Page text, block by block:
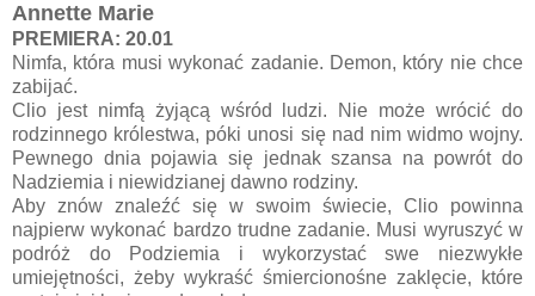
Annette Marie
PREMIERA: 20.01
Nimfa, która musi wykonać zadanie. Demon, który nie chce
zabijać.
Clio jest nimfą żyjącą wśród ludzi. Nie może wrócić do
rodzinnego królestwa, póki unosi się nad nim widmo wojny.
Pewnego dnia pojawia się jednak szansa na powrót do
Nadziemia i niewidzianej dawno rodziny.
Aby znów znaleźć się w swoim świecie, Clio powinna
najpierw wykonać bardzo trudne zadanie. Musi wyruszyć w
podróż do Podziemia i wykorzystać swe niezwykłe
umiejętności, żeby wykraść śmiercionośne zaklęcie, które